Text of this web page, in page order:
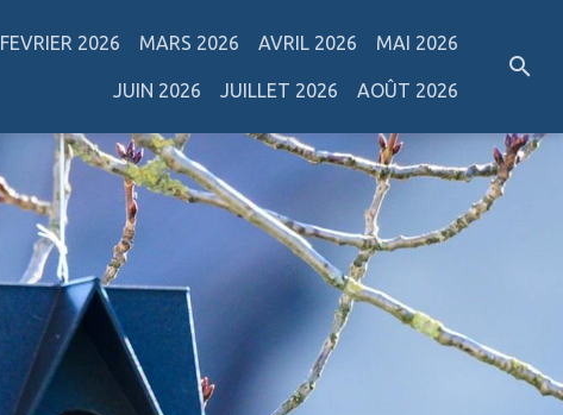
FEVRIER 2026 MARS 2026 AVRIL 2026 MAI 2026
JUIN 2026 JUILLET 2026 AOÛT 2026